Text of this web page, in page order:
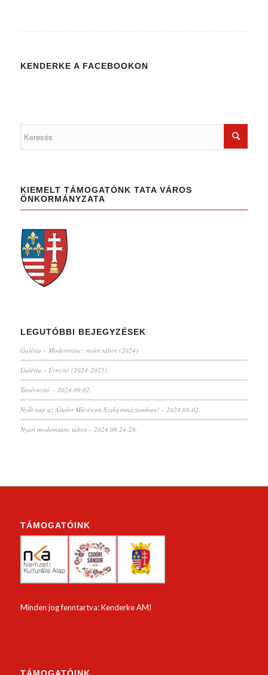
KENDERKE A FACEBOOKON
KIEMELT TÁMOGATÓNK TATA VÁROS
ÖNKORMÁNYZATA
LEGUTÓBBI BEJEGYZÉSEK
Galéria – Moderntánc: nyári tábor (2024)
Galéria – Évnyitó (2024-2025)
Tanévnyitó – 2024.09.02.
Nyílt nap az Általér Művészeti Szakgimnáziumban! – 2024.08.02.
Nyári moderntánc tábor – 2024.06.24-28.
TÁMOGATÓINK
Minden jog fenntartva: Kenderke AMI